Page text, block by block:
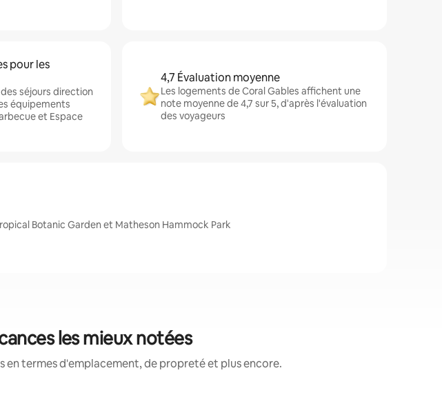
pour les
séjours direction
équipements
et Espace
4,7 Évaluation moyenne
Les logements de Coral Gables affichent une
note moyenne de 4,7 sur 5, d'après l'évaluation
des voyageurs
Botanic Garden et Matheson Hammock Park
les mieux notées
en termes d'emplacement, de propreté et plus encore.